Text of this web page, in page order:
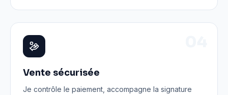
Vente sécurisée
Je contrôle le paiement, accompagne la signature